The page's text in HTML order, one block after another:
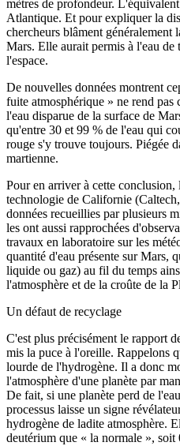
mètres de profondeur.
Atlantique. Et pour expliquer la
chercheurs blâment généralement
Mars. Elle aurait permis à l'eau de
l'espace.
De nouvelles données montrent
fuite atmosphérique » ne rend pas
l'eau disparue de la surface de
qu'entre 30 et 99 % de l'eau qui
rouge s'y trouve toujours. Piégée
martienne.
Pour en arriver à cette conclusion,
technologie de Californie
données recueillies par plusieurs
les ont aussi rapprochées
travaux en laboratoire sur les
quantité d'eau présente sur Mars,
liquide ou gaz) au fil du temps
l'atmosphère et de la croûte de la
Un défaut de recyclage
C'est plus précisément le rapport
mis la puce à l'oreille. Rappelons
lourde de l'hydrogène. Il a donc
l'atmosphère d'une planète par
De fait, si une planète perd de
processus laisse un signe
hydrogène de ladite atmosphère.
deutérium que « la normale », soit